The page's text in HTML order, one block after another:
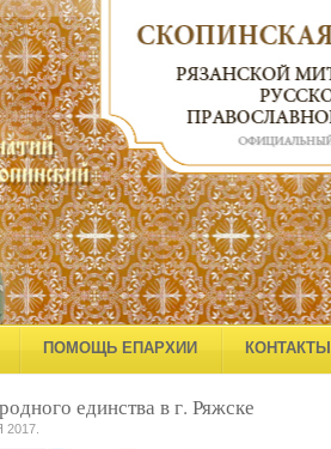
ПОМОЩЬ ЕПАРХИИ КОНТАКТЫ
единства в г. Ряжске
2017